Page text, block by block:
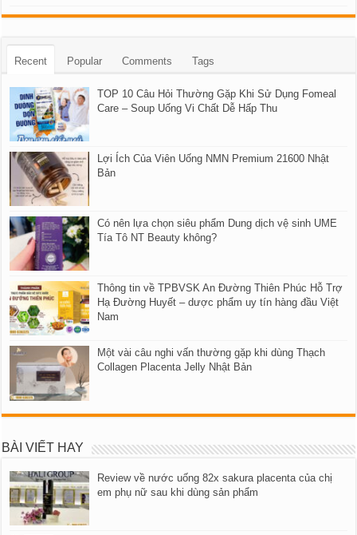
Recent Popular Comments Tags
TOP 10 Câu Hỏi Thường Gặp Khi Sử Dụng Fomeal
Care – Soup Uống Vi Chất Dễ Hấp Thu
Lợi Ích Của Viên Uống NMN Premium 21600 Nhật
Bản
Có nên lựa chọn siêu phẩm Dung dịch vệ sinh UME
Tía Tô NT Beauty không?
Thông tin về TPBVSK An Đường Thiên Phúc Hỗ Trợ
Hạ Đường Huyết – dược phẩm uy tín hàng đầu Việt
Nam
Một vài câu nghi vấn thường gặp khi dùng Thạch
Collagen Placenta Jelly Nhật Bản
BÀI VIẾT HAY
Review về nước uống 82x sakura placenta của chị
em phụ nữ sau khi dùng sản phẩm